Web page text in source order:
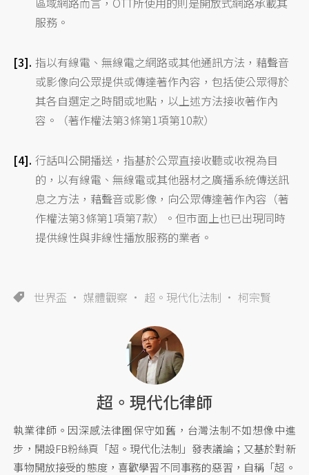
服務。
指以有線電、無線電之網路或其他通訊方法，藉聲音
或影像向公眾提供或傳達著作內容，包括使公眾得於
其各自選定之時間或地點，以上述方法接收著作內
容。（著作權法第3條第1項第10款）
行話叫公開播送，指基於公眾直接收聽或收視為目
的，以有線電、無線電或其他器材之廣播系統傳送訊
息之方法，藉聲音或影像，向公眾傳達著作內容（著
作權法第3條第1項第7款）。但市面上也已出現同時
提供線性與非線性播放服務的業者。
世界盃 媒體觀察 超。現代化法制 柯宗賢
超。現代化律師
執業律師。因深感法律圈保守如舊，台灣法制不如想像中進
步，開設FB粉絲頁「超。現代化法制」發表議論；又基於對新
事物開放接受的態度，喜歡學習不同事務的惡習，自稱「超。